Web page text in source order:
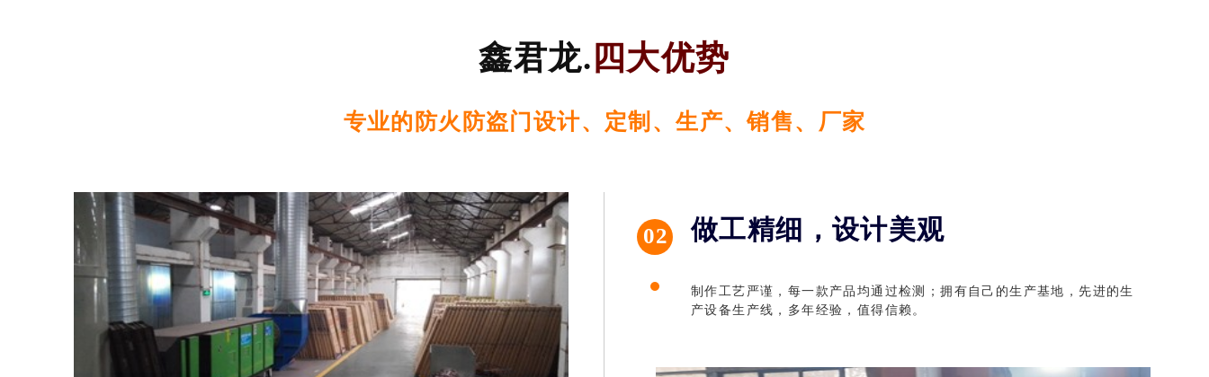
德式卡门 进户门 防盗门 凯美瑞 入户子母门 钢质门 防盗门
鑫君龙. 四大优势
专业的防火防盗门设计、定制、生产、销售、厂家
02 做工精细，设计美观
制作工艺严谨，每一款产品均通过检测；拥有自己的生产基地，先进的生
产设备生产线，多年经验，值得信赖。